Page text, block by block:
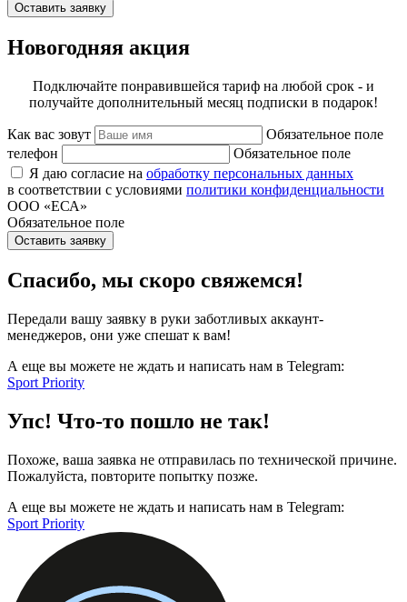
Оставить заявку
Новогодняя акция
Подключайте понравившейся тариф на любой срок - и
получайте дополнительный месяц подписки в подарок!
Как вас зовут
Обязательное поле
телефон
Обязательное поле
Я даю согласие на обработку персональных данных
в соответствии с условиями политики конфиденциальности
ООО «ЕСА»
Обязательное поле
Оставить заявку
Спасибо, мы скоро свяжемся!
Передали вашу заявку в руки заботливых аккаунт-
менеджеров, они уже спешат к вам!
А еще вы можете не ждать и написать нам в Telegram:
Sport Priority
Упс! Что-то пошло не так!
Похоже, ваша заявка не отправилась по технической причине.
Пожалуйста, повторите попытку позже.
А еще вы можете не ждать и написать нам в Telegram:
Sport Priority